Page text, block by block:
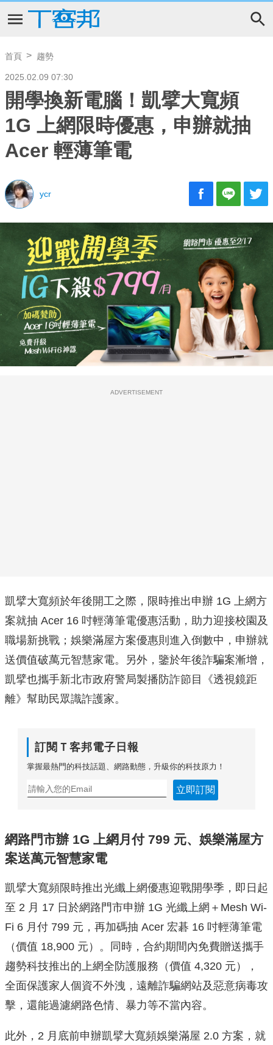
首頁 趨勢
2025.02.09 07:30
開學換新電腦！凱擘大寬頻
1G 上網限時優惠，申辦就抽
Acer 輕薄筆電
ycr
ADVERTISEMENT
凱擘大寬頻於年後開工之際，限時推出申辦 1G 上網方
案就抽 Acer 16 吋輕薄筆電優惠活動，助力迎接校園及
職場新挑戰；娛樂滿屋方案優惠則進入倒數中，申辦就
送價值破萬元智慧家電。另外，鑒於年後詐騙案漸增，
凱擘也攜手新北市政府警局製播防詐節目《透視鏡距
離》幫助民眾識詐護家。
訂閱Ｔ客邦電子日報
掌握最熱門的科技話題、網路動態，升級你的科技原力！
立即訂閱
網路門市辦 1G 上網月付 799 元、娛樂滿屋方
案送萬元智慧家電
凱擘大寬頻限時推出光纖上網優惠迎戰開學季，即日起
至 2 月 17 日於網路門市申辦 1G 光纖上網＋Mesh Wi-
Fi 6 月付 799 元，再加碼抽 Acer 宏碁 16 吋輕薄筆電
（價值 18,900 元）。同時，合約期間內免費贈送攜手
趨勢科技推出的上網全防護服務（價值 4,320 元），
全面保護家人個資不外洩，遠離詐騙網站及惡意病毒攻
擊，還能過濾網路色情、暴力等不當內容。
此外，2 月底前申辦凱擘大寬頻娛樂滿屋 2.0 方案，就